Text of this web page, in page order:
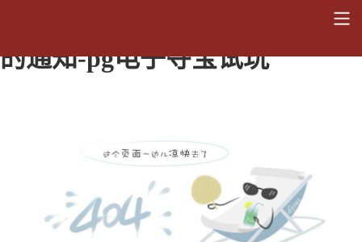
关于停止2012年新生报销医疗费
的通知-pg电子夺宝试玩